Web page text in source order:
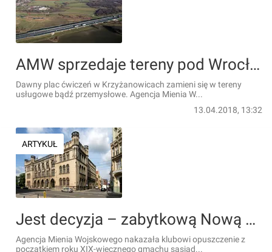
AMW sprzedaje tereny pod Wrocławiem za prawie 10 milionów złotych
Dawny plac ćwiczeń w Krzyżanowicach zamieni się w tereny
usługowe bądź przemysłowe. Agencja Mienia W...
13.04.2018, 13:32
ARTYKUŁ
Jest decyzja – zabytkową Nową Giełdę czeka przetarg. Gwardia Wrocław zmieni siedzibę
Agencja Mienia Wojskowego nakazała klubowi opuszczenie z
początkiem roku XIX-wiecznego gmachu sąsiad...